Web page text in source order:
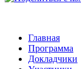
Главная
Программа
Докладчики